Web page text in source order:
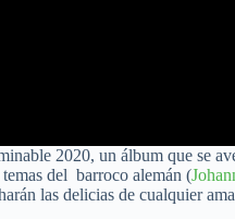
2020, un álbum que se
del barroco alemán (
las delicias de cualquier